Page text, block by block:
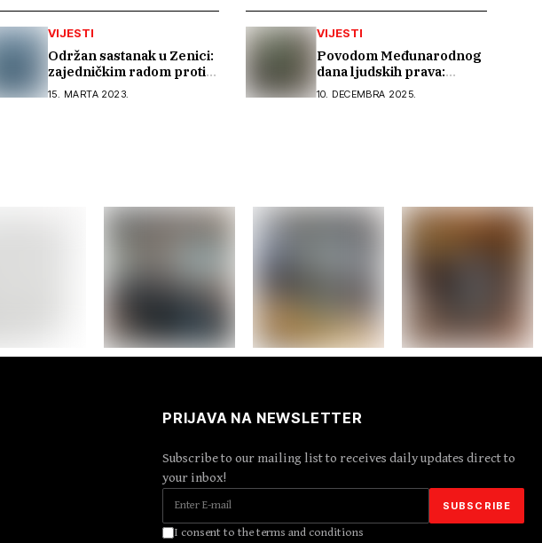
VIJESTI
Održan sastanak u Zenici:
zajedničkim radom protiv
trgovine ljudima
15. MARTA 2023.
VIJESTI
Povodom Međunarodnog
dana ljudskih prava:
Ljudska prava moraju biti
stvarnost za sve
10. DECEMBRA 2025.
PRIJAVA NA NEWSLETTER
Subscribe to our mailing list to receives daily updates direct to
your inbox!
I consent to the terms and conditions